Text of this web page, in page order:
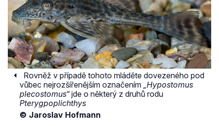
Rovněž v případě tohoto mláděte dovezeného pod
vůbec nejrozšířenějším označením „Hypostomus
plecostomus“jde o některý z druhů rodu
Pterygpoplichthys
© Jaroslav Hofmann